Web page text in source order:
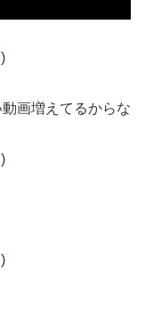
画増えてるからな